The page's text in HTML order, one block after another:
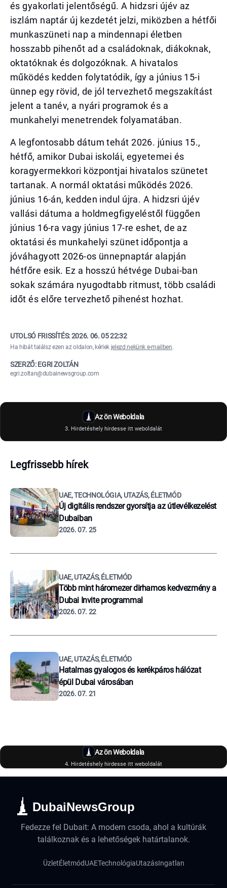
és gyakorlati jelentőségű. A hidzsri újév az
iszlám naptár új kezdetét jelzi, miközben a hétfői
munkaszüneti nap a mindennapi életben
hosszabb pihenőt ad a családoknak, diákoknak,
oktatóknak és dolgozóknak. A hivatalos
működés kedden folytatódik, így a június 15-i
ünnep egy rövid, de jól tervezhető megszakítást
jelent a tanév, a nyári programok és a
munkahelyi menetrendek folyamatában.
A legfontosabb dátum tehát 2026. június 15.,
hétfő, amikor Dubai iskolái, egyetemei és
koragyermekkori központjai hivatalos szünetet
tartanak. A normál oktatási működés 2026.
június 16-án, kedden indul újra. A hidzsri újév
vallási dátuma a holdmegfigyeléstől függően
június 16-ra vagy június 17-re eshet, de az
oktatási és munkahelyi szünet időpontja a
jóváhagyott 2026-os ünnepnaptár alapján
hétfőre esik. Ez a hosszú hétvége Dubai-ban
sokak számára nyugodtabb ritmust, több családi
időt és előre tervezhető pihenést hozhat.
UTOLSÓ FRISSÍTÉS:2026. 06. 05 22:32
Ha hibát találsz ezen az oldalon, kérlek jelezd nekünk e-mailben.
SZERZŐ: EGRI ZOLTÁN
egri.zoltan@dubainewsgroup.com
Az ön Weboldala
3. Hirdetéshely hirdesse itt weboldalát
Legfrissebb hírek
UAE, TECHNOLÓGIA, UTAZÁS, ÉLETMÓD
Új digitális rendszer gyorsítja az útlevélkezelést
Dubaiban
2026. 07. 25
UAE, UTAZÁS, ÉLETMÓD
Több mint háromezer dirhamos kedvezmény a
Dubai Invite programmal
2026. 07. 22
UAE, UTAZÁS, ÉLETMÓD
Hatalmas gyalogos és kerékpáros hálózat
épül Dubai városában
2026. 07. 21
Az ön Weboldala
4. Hirdetéshely hirdesse itt weboldalát
DubaiNewsGroup
Fedezze fel Dubait: A modern csoda, ahol a kultúrák
találkoznak és a lehetőségek határtalanok.
ÜzletÉletmódUAETechnológiaUtazásIngatlan